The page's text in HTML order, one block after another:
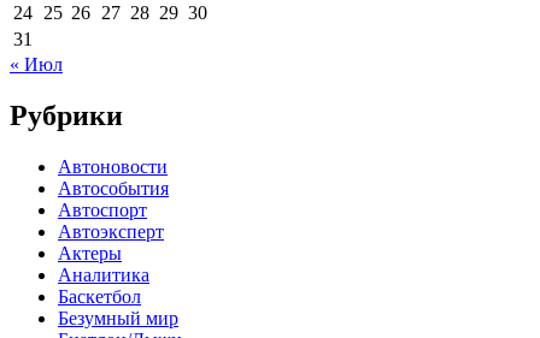
24 25 26 27 28 29 30
31
« Июл
Рубрики
Автоновости
Автособытия
Автоспорт
Автоэксперт
Актеры
Аналитика
Баскетбол
Безумный мир